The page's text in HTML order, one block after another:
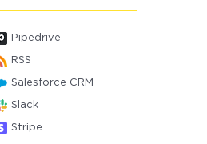
Pipedrive
RSS
Salesforce CRM
Slack
Stripe